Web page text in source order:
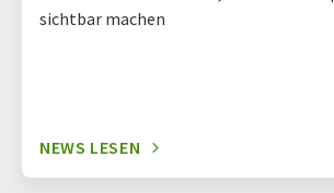
sichtbar machen
NEWS LESEN